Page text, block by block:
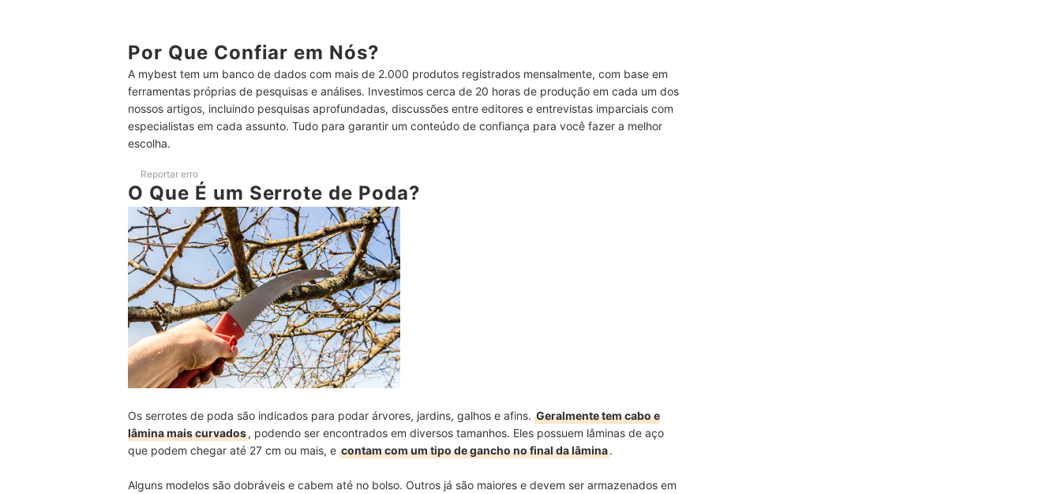
4 A Quantidade de Dentes por Polegada Define a Precisão do Corte
5 Fique de Olho nas Dimensões do Serrote de Poda
Top 10 Melhores Serrotes de Poda
Como Usar o Serrote de Poda?
Conheça Outras Ferramentas de Corte
Conclusão
Por Que Confiar em Nós?
A mybest tem um banco de dados com mais de 2.000 produtos registrados mensalmente, com base em
ferramentas próprias de pesquisas e análises. Investimos cerca de 20 horas de produção em cada um dos
nossos artigos, incluindo pesquisas aprofundadas, discussões entre editores e entrevistas imparciais com
especialistas em cada assunto. Tudo para garantir um conteúdo de confiança para você fazer a melhor
escolha.
Reportar erro
O Que É um Serrote de Poda?
Os serrotes de poda são indicados para podar árvores, jardins, galhos e afins. Geralmente tem cabo e
lâmina mais curvados, podendo ser encontrados em diversos tamanhos. Eles possuem lâminas de aço
que podem chegar até 27 cm ou mais, e contam com um tipo de gancho no final da lâmina.
Alguns modelos são dobráveis e cabem até no bolso. Outros já são maiores e devem ser armazenados em